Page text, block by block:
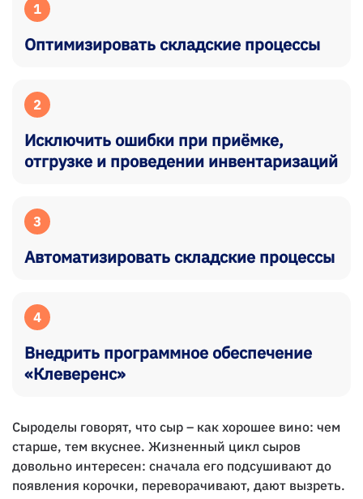
1
Оптимизировать складские процессы
2
Исключить ошибки при приёмке,
отгрузке и проведении инвентаризаций
3
Автоматизировать складские процессы
4
Внедрить программное обеспечение
«Клеверенс»
Сыроделы говорят, что сыр – как хорошее вино: чем
старше, тем вкуснее. Жизненный цикл сыров
довольно интересен: сначала его подсушивают до
появления корочки, переворачивают, дают вызреть.